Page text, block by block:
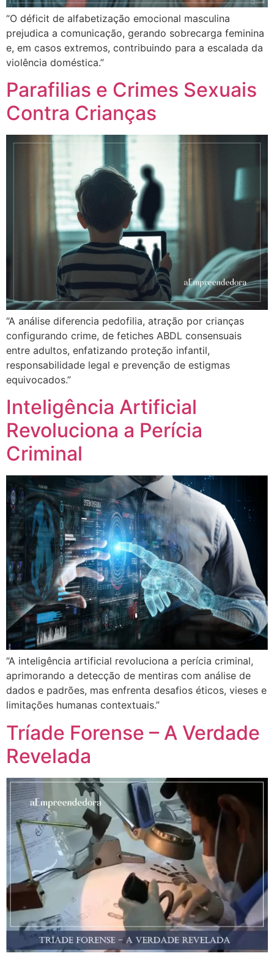
“O déficit de alfabetização emocional masculina
prejudica a comunicação, gerando sobrecarga feminina
e, em casos extremos, contribuindo para a escalada da
violência doméstica.”
Parafilias e Crimes Sexuais
Contra Crianças
“A análise diferencia pedofilia, atração por crianças
configurando crime, de fetiches ABDL consensuais
entre adultos, enfatizando proteção infantil,
responsabilidade legal e prevenção de estigmas
equivocados.”
Inteligência Artificial
Revoluciona a Perícia
Criminal
“A inteligência artificial revoluciona a perícia criminal,
aprimorando a detecção de mentiras com análise de
dados e padrões, mas enfrenta desafios éticos, vieses e
limitações humanas contextuais.”
Tríade Forense – A Verdade
Revelada